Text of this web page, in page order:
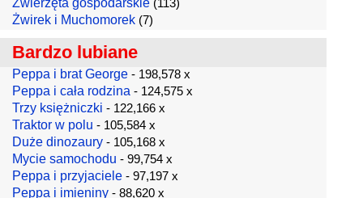
Zwierzęta gospodarskie (113)
Żwirek i Muchomorek (7)
Bardzo lubiane
Peppa i brat George - 198,578 x
Peppa i cała rodzina - 124,575 x
Trzy księżniczki - 122,166 x
Traktor w polu - 105,584 x
Duże dinozaury - 105,168 x
Mycie samochodu - 99,754 x
Peppa i przyjaciele - 97,197 x
Peppa i imieniny - 88,620 x